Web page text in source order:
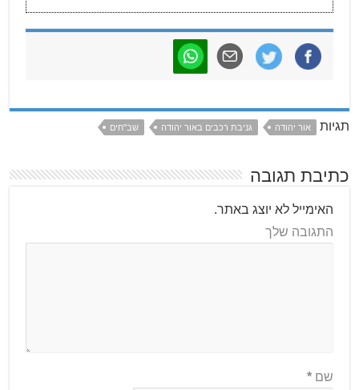
תגיות אור יהודה גניבת רכבים באור יהודה שב"חים
כתיבת תגובה
האימייל לא יוצג באתר.
התגובה שלך
שם*